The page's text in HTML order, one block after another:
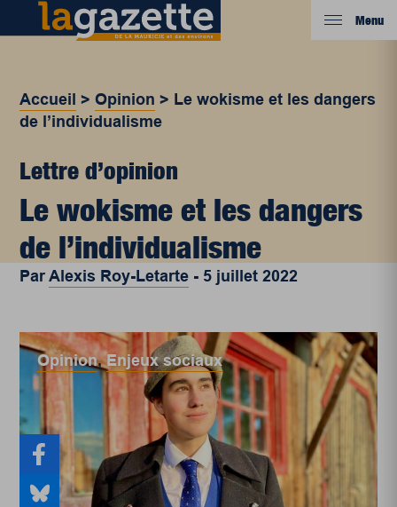
Menu
Accueil >Opinion > Le wokisme et les dangers
de l’individualisme
Lettre d’opinion
Le wokisme et les dangers
de l’individualisme
ParAlexis Roy-Letarte - 5 juillet 2022
Opinion,Enjeux sociaux